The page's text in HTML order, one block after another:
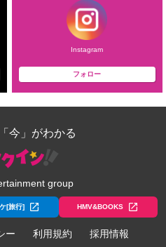
Instagram
フォロー
今」がわかる
group
[旅行] HMV&BOOKS
ー 利用規約 採用情報